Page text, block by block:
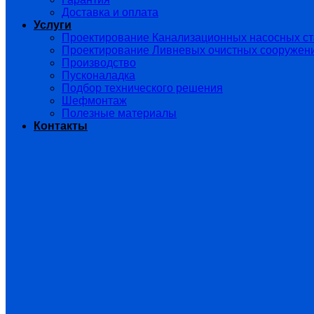
Доставка и оплата
Услуги
Проектирование Канализационных насосных
Проектирование Ливневых очистных
Производство
Пусконаладка
Подбор технического решения
Шефмонтаж
Полезные материалы
Контакты